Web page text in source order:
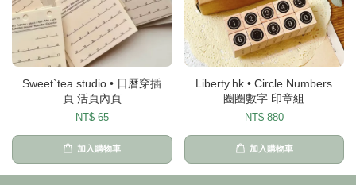
Sweet`tea studio • 日曆穿插
頁 活頁內頁
NT$ 65
加入購物車
Liberty.hk • Circle Numbers
圈圈數字 印章組
NT$ 880
加入購物車